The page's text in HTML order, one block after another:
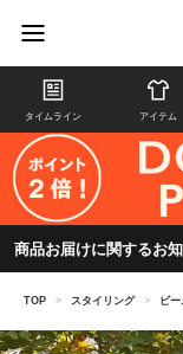
タイムライン アイテム
商品お届けに関するお
TOP > スタイリング > ビ